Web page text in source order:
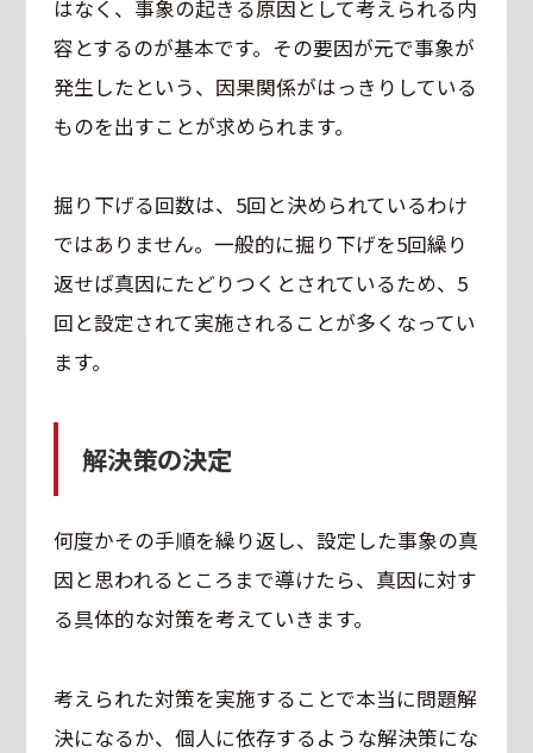
はなく、事象の起きる原因として考えられる内
容とするのが基本です。その要因が元で事象が
発生したという、因果関係がはっきりしている
ものを出すことが求められます。
掘り下げる回数は、5回と決められているわけ
ではありません。一般的に掘り下げを5回繰り
返せば真因にたどりつくとされているため、5
回と設定されて実施されることが多くなってい
ます。
解決策の決定
何度かその手順を繰り返し、設定した事象の真
因と思われるところまで導けたら、真因に対す
る具体的な対策を考えていきます。
考えられた対策を実施することで本当に問題解
決になるか、個人に依存するような解決策にな